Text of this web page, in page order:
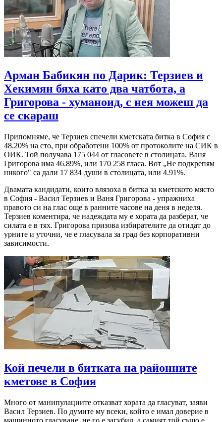
Арман Бабикян по Дарик: Терзиев и
Хекимян бяха като два чатбота, а
Григорова - хуманоид, с нея можеш да
се скараш
Припомняме, че Терзиев спечели кметската битка в София с
48.20% на сто, при обработени 100% от протоколите на СИК в
ОИК. Той получава 175 044 от гласовете в столицата. Ваня
Григорова има 46.89%, или 170 258 гласа. Вот „Не подкрепям
никого" са дали 17 834 души в столицата, или 4.91%.
Двамата кандидати, които влязоха в битка за кметското място
в София - Васил Терзиев и Ваня Григорова - упражниха
правото си на глас още в ранните часове на деня в неделя.
Терзиев коментира, че надеждата му е хората да разберат, че
силата е в тях. Григорова призова избирателите да отидат до
урните и уточни, че е гласувала за град без корпоративни
зависимости.
Кой печели в битката на районните
кметове в София
Много от манипулациите отказват хората да гласуват, заяви
Васил Терзиев. По думите му всеки, който е имал доверие в
машинното гласуване, не го е загубил, а самият той също е